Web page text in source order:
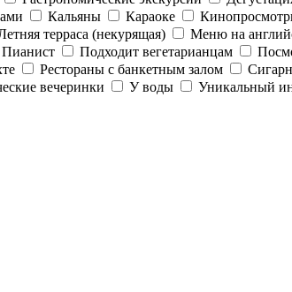
Кальяны Караоке
терраса (некурящая) Меню на
Пианист Подходит вегетарианцам
Рестораны с банкетным залом
вечеринки У воды Уникальный